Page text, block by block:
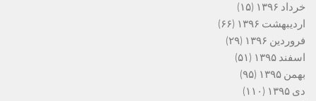
خرداد ۱۳۹۶
(۱۵)
اردیبهشت ۱۳۹۶
(۶۶)
فروردین ۱۳۹۶
(۲۹)
اسفند ۱۳۹۵
(۵۱)
بهمن ۱۳۹۵
(۹۵)
دی ۱۳۹۵
(۱۱۰)